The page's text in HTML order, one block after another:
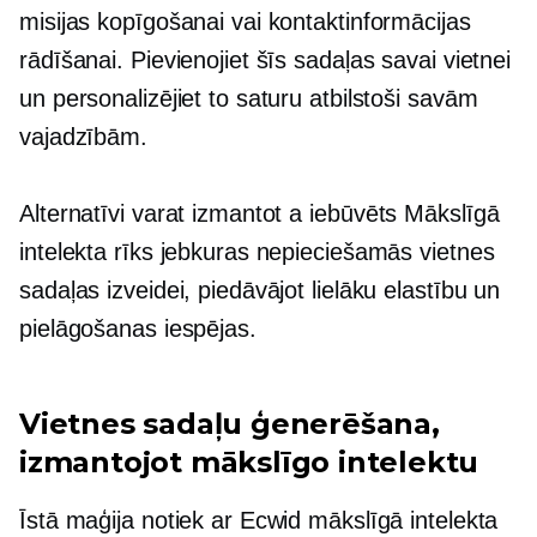
misijas kopīgošanai vai kontaktinformācijas
rādīšanai. Pievienojiet šīs sadaļas savai vietnei
un personalizējiet to saturu atbilstoši savām
vajadzībām.
Alternatīvi varat izmantot a iebūvēts Mākslīgā
intelekta rīks jebkuras nepieciešamās vietnes
sadaļas izveidei, piedāvājot lielāku elastību un
pielāgošanas iespējas.
Vietnes sadaļu ģenerēšana,
izmantojot mākslīgo intelektu
Īstā maģija notiek ar Ecwid mākslīgā intelekta